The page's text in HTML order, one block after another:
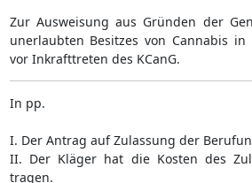
Zur Ausweisung aus Gründen der
unerlaubten Besitzes von Cannabis
vor Inkrafttreten des KCanG.
In pp.
I. Der Antrag auf Zulassung der
II. Der Kläger hat die Kosten des
tragen.